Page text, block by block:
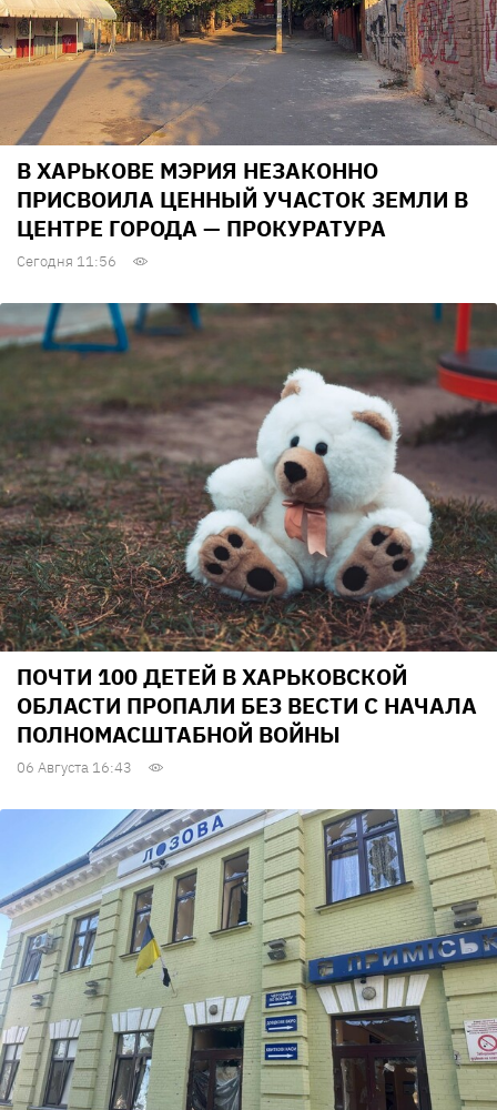
В ХАРЬКОВЕ МЭРИЯ НЕЗАКОННО
ПРИСВОИЛА ЦЕННЫЙ УЧАСТОК ЗЕМЛИ В
ЦЕНТРЕ ГОРОДА — ПРОКУРАТУРА
Сегодня 11:56
ПОЧТИ 100 ДЕТЕЙ В ХАРЬКОВСКОЙ
ОБЛАСТИ ПРОПАЛИ БЕЗ ВЕСТИ С НАЧАЛА
ПОЛНОМАСШТАБНОЙ ВОЙНЫ
06 Августа 16:43